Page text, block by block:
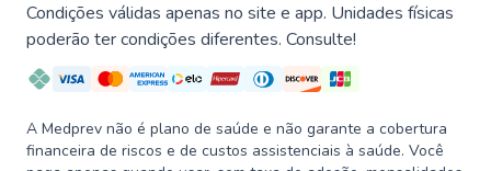
Condições válidas apenas no site e app. Unidades físicas
poderão ter condições diferentes. Consulte!
A Medprev não é plano de saúde e não garante a cobertura
financeira de riscos e de custos assistenciais à saúde. Você